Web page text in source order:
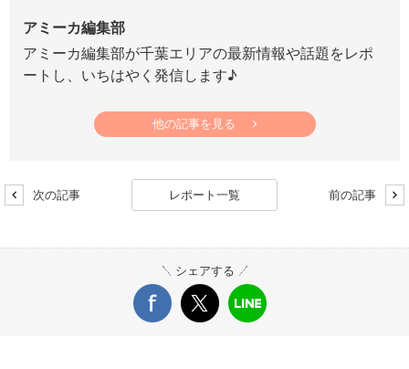
アミーカ編集部
アミーカ編集部が千葉エリアの最新情報や話題をレポ
ートし、いちはやく発信します♪
他の記事を見る
次の記事 レポート一覧 前の記事
シェアする